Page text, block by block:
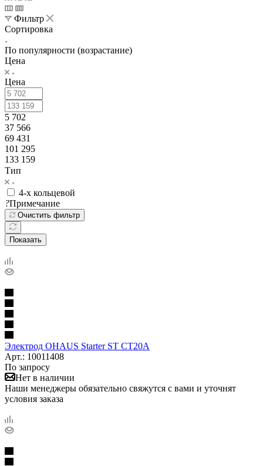
Фильтр
Сортировка
По популярности (возрастание)
Цена
Цена
5 702
37 566
69 431
101 295
133 159
Тип
4-х кольцевой
?Примечание
Очистить фильтр
Показать
Электрод OHAUS Starter ST CT20A
Арт.: 10011408
По запросу
Нет в наличии
Наши менеджеры обязательно свяжутся с вами и уточнят
условия заказа